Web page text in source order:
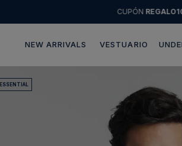
CUPÓN
NEW ARRIVALS VESTUARIO
ESSENTIAL